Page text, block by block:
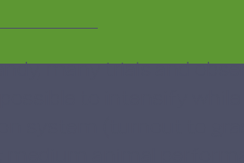
many trials and
animal